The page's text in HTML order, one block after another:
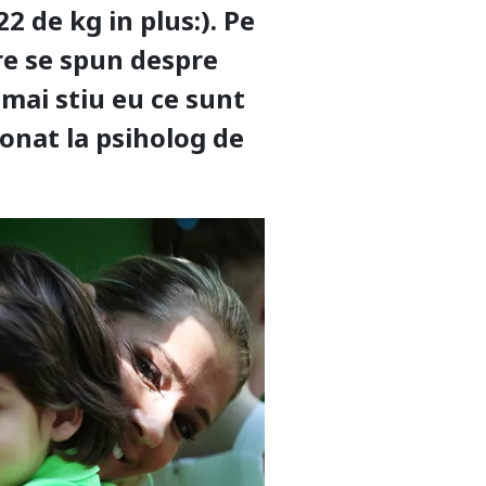
de kg in plus:). Pe
se spun despre
stiu eu ce sunt
la psiholog de